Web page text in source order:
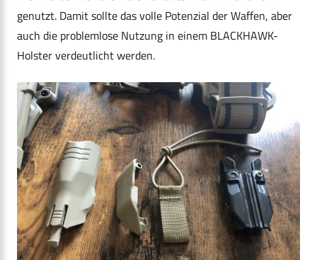
genutzt. Damit sollte das volle Potenzial der Waffen, aber
auch die problemlose Nutzung in einem BLACKHAWK-
Holster verdeutlicht werden.